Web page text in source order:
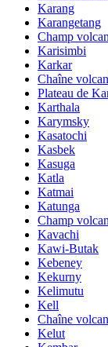
Karang
Karangetang
Champ
Karisimbi
Karkar
Chaîne
Plateau de
Karthala
Karymsky
Kasatochi
Kasbek
Kasuga
Katla
Katmai
Katunga
Champ
Kavachi
Kawi-Butak
Kebeney
Kekurny
Kelimutu
Kell
Chaîne
Kelut